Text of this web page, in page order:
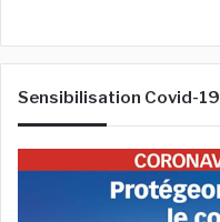
Sensibilisation Covid-19